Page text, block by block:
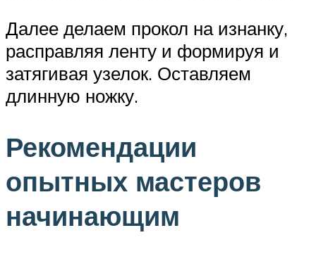
Далее делаем прокол на изнанку,
расправляя ленту и формируя и
затягивая узелок. Оставляем
длинную ножку.
Рекомендации
опытных мастеров
начинающим